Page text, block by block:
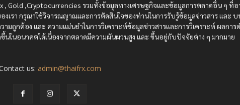
, Gold ,Cryptocurrencies รวมทั้งข้อมูลทางเศรษฐกิจและข้อมูลการตลาดอื่น ๆ ที่อ
งเรา กรุณาใช้วิจารณญาณและการตัดสินใจของท่านในการรับรู้ข้อมูลข่าวสาร และ
วามถูกต้อง และ ความแม่นยำในการวิเคราะห์ข้อมูลข่าวสารและการวิเคราะห์ ผลการ
ในอนาคตได้เนื่องจากตลาดมีความผันผวนสูง และ ขึ้นอยู่กับปัจจัยต่าง ๆ มากมาย
us: admin@thaifrx.com